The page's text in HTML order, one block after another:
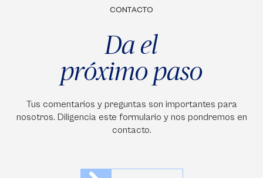
CONTACTO
Da el
próximo paso
Tus comentarios y preguntas son importantes para
nosotros. Diligencia este formulario y nos pondremos en
contacto.